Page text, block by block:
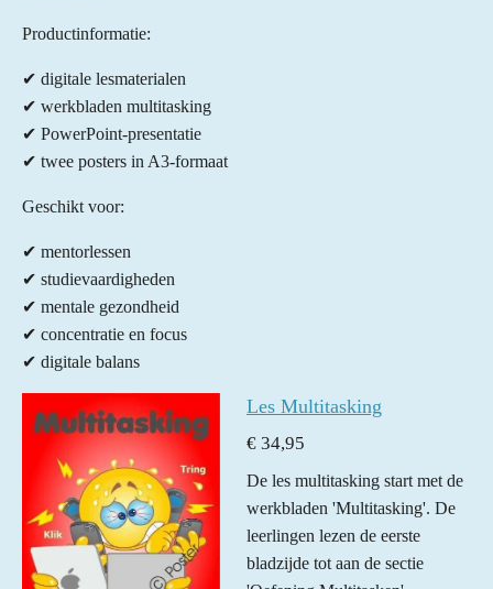
Productinformatie:
✔ digitale lesmaterialen
✔ werkbladen multitasking
✔ PowerPoint-presentatie
✔ twee posters in A3-formaat
Geschikt voor:
✔ mentorlessen
✔ studievaardigheden
✔ mentale gezondheid
✔ concentratie en focus
✔ digitale balans
Les Multitasking
€ 34,95
De les multitasking start met de
werkbladen 'Multitasking'. De
leerlingen lezen de eerste
bladzijde tot aan de sectie